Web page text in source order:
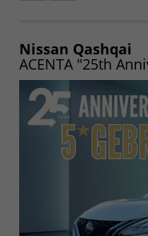
speichern/drucken
Nissan Qashqai